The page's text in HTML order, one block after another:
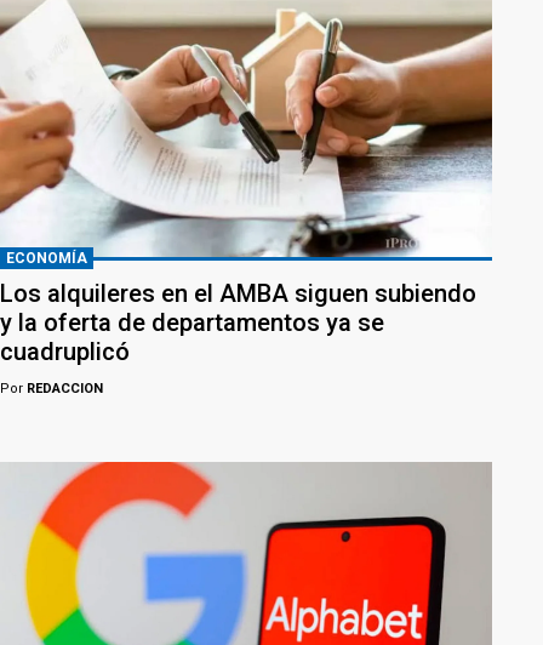
ECONOMÍA
Los alquileres en el AMBA siguen subiendo
y la oferta de departamentos ya se
cuadruplicó
Por REDACCION